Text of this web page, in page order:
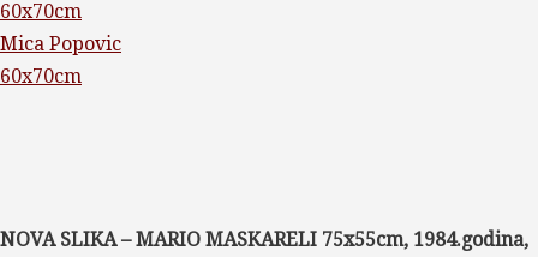
Mica Popovic
60x70cm
NOVA SLIKA – MARIO MASKARELI 75x55cm, 1984.godina,